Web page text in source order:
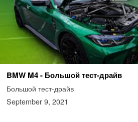
BMW M4 - Большой тест-драйв
Большой тест-драйв
September 9, 2021